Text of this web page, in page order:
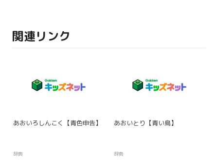
関連リンク
あおいろしんこく【青色申告】
辞典
あおいとり【青い鳥】
辞典